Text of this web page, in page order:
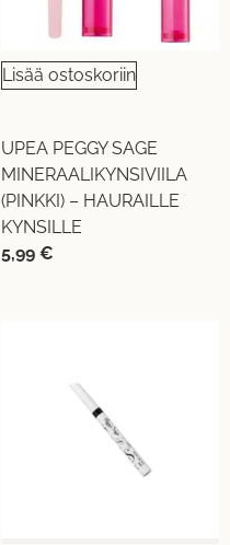
Lisää ostoskoriin
UPEA PEGGY SAGE
MINERAALIKYNSIVIILA
(PINKKI) – HAURAILLE
KYNSILLE
5,99 €